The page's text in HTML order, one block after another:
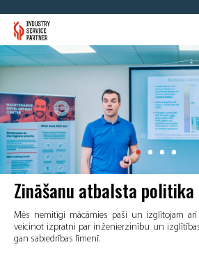
Zināšanu atbalsta politika
Mēs nemitīgi mācāmies paši un izglītojam
veicinot izpratni par inženierzinību un
gan sabiedrības līmenī.